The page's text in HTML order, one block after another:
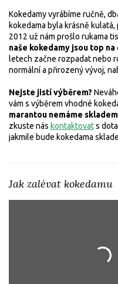
Kokedamy vyrábíme ručně,
kokedama byla krásně
2012 už nám prošlo rukama
naše kokedamy jsou top na
letech začne rozpadat nebo
normální a přirozený vývoj,
Nejste jistí výběrem?
vám s výběrem vhodné
marantou nemáme
zkuste nás kontaktovats
jakmile bude kokedama
Jak zalévat kokedamu